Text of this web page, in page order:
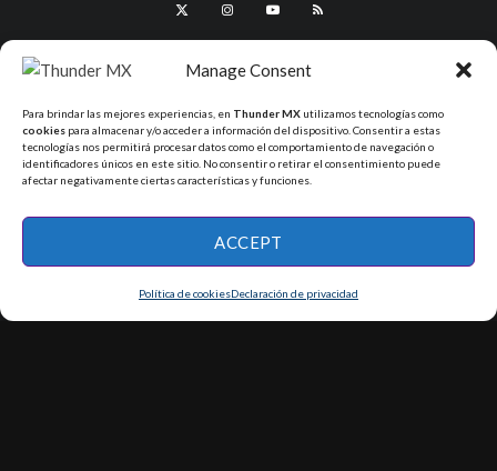
Manage Consent
Para brindar las mejores experiencias, en Thunder MX utilizamos tecnologías como
cookies para almacenar y/o acceder a información del dispositivo. Consentir a estas
tecnologías nos permitirá procesar datos como el comportamiento de navegación o
identificadores únicos en este sitio. No consentir o retirar el consentimiento puede
afectar negativamente ciertas características y funciones.
ACCEPT
Política de cookiesDeclaración de privacidad